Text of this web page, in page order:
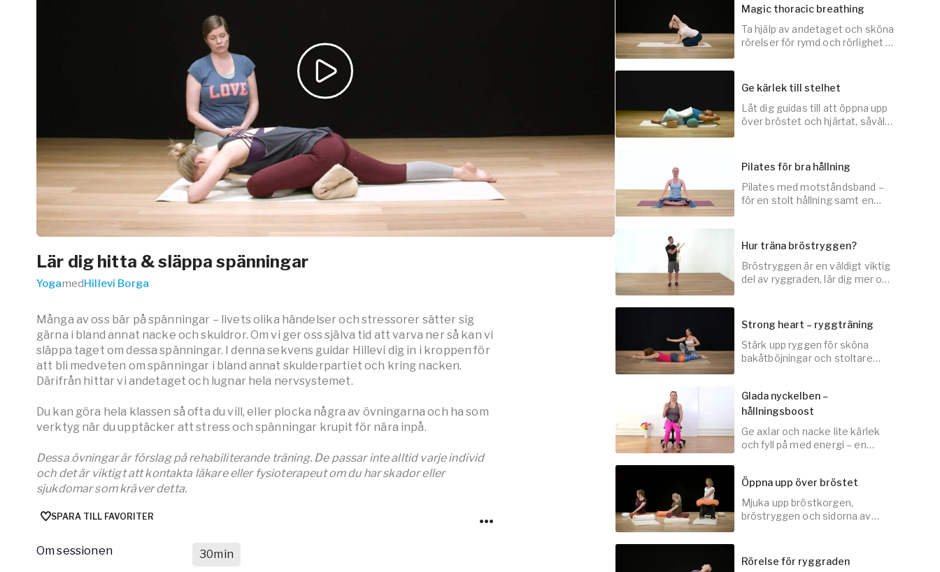
Yogobe för yogalärare
Hotell & Konferens
Lär dig hitta & släppa spänningar
YogamedHillevi Borga
Många av oss bär på spänningar – livets olika händelser och stressorer sätter sig
gärna i bland annat nacke och skuldror. Om vi ger oss själva tid att varva ner så kan vi
släppa taget om dessa spänningar. I denna sekvens guidar Hillevi dig in i kroppen för
att bli medveten om spänningar i bland annat skulderpartiet och kring nacken.
Därifrån hittar vi andetaget och lugnar hela nervsystemet.
Du kan göra hela klassen så ofta du vill, eller plocka några av övningarna och ha som
verktyg när du upptäcker att stress och spänningar krupit för nära inpå.
Dessa övningar är förslag på rehabiliterande träning. De passar inte alltid varje individ
och det är viktigt att kontakta läkare eller fysioterapeut om du har skador eller
sjukdomar som kräver detta.
SPARA TILL FAVORITER
Om sessionen
30min
30min
10min
Magic thoracic breathing
Ta hjälp av andetaget och sköna
rörelser för rymd och rörlighet i
30min
Ge kärlek till stelhet
Låt dig guidas till att öppna upp
över bröstet och hjärtat, såväl
20min
Pilates för bra hållning
Pilates med motståndsband –
för en stolt hållning samt en
5min
Hur träna bröstryggen?
Bröstryggen är en väldigt viktig
del av ryggraden, lär dig mer om
15min
Strong heart – ryggträning
Stärk upp ryggen för sköna
bakåtböjningar och stoltare
10 min
Glada nyckelben –
hållningsboost
Ge axlar och nacke lite kärlek
och fyll på med energi – en
Öppna upp över bröstet
Mjuka upp bröstkorgen,
bröstryggen och sidorna av
Rörelse för ryggraden